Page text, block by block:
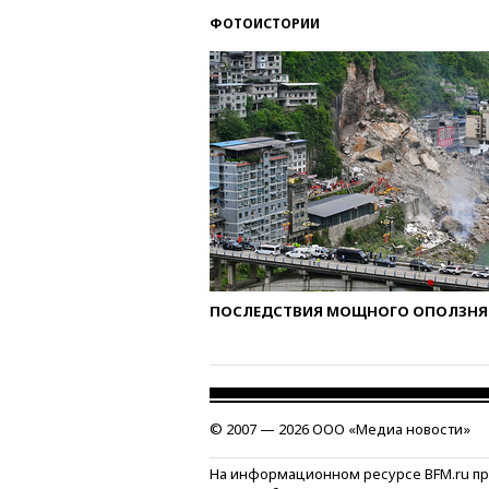
ФОТОИСТОРИИ
ПОСЛЕДСТВИЯ МОЩНОГО ОПОЛЗНЯ
© 2007 — 2026 ООО «Медиа новости»
На информационном ресурсе BFM.ru